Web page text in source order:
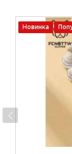
Новинка